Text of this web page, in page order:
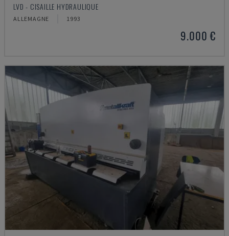
LVD - CISAILLE HYDRAULIQUE
ALLEMAGNE 1993
9.000 €